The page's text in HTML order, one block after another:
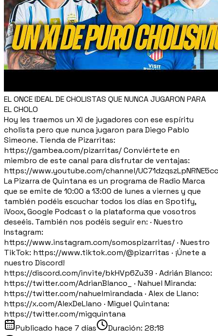
EL ONCE IDEAL DE CHOLISTAS QUE NUNCA JUGARON PARA
EL CHOLO
Hoy les traemos un XI de jugadores con ese espíritu
cholista pero que nunca jugaron para Diego Pablo
Simeone. Tienda de Pizarritas:
https://gambea.com/pizarritas/ Conviértete en
miembro de este canal para disfrutar de ventajas:
https://www.youtube.com/channel/
La Pizarra de Quintana es un programa de Radio Marca
que se emite de 10:00 a 13:00 de lunes a viernes y que
también podéis escuchar todos los días en Spotify,
iVoox, Google Podcast o la plataforma que vosotros
deseéis. También nos podéis seguir en: · Nuestro
Instagram:
https://www.instagram.com/somospizarritas/ · Nuestro
TikTok: https://www.tiktok.com/@pizarritas · ¡Únete a
nuestro Discord!
https://discord.com/invite/bkHVp6Zu39 · Adrián Blanco:
https://twitter.com/AdrianBlanco_ · Nahuel Miranda:
https://twitter.com/nahuelmirandada · Alex de Llano:
https://x.com/AlexDeLlano · Miguel Quintana:
https://twitter.com/migquintana
Publicado hace 7 días Duración: 28:18